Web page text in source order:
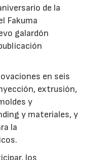
de la
Fakuma
galardón
en seis
extrusión,
y
y materiales, y
la
los